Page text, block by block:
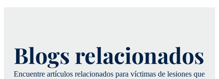
Blogs relacionados
Encuentre artículos relacionados para víctimas de lesiones que